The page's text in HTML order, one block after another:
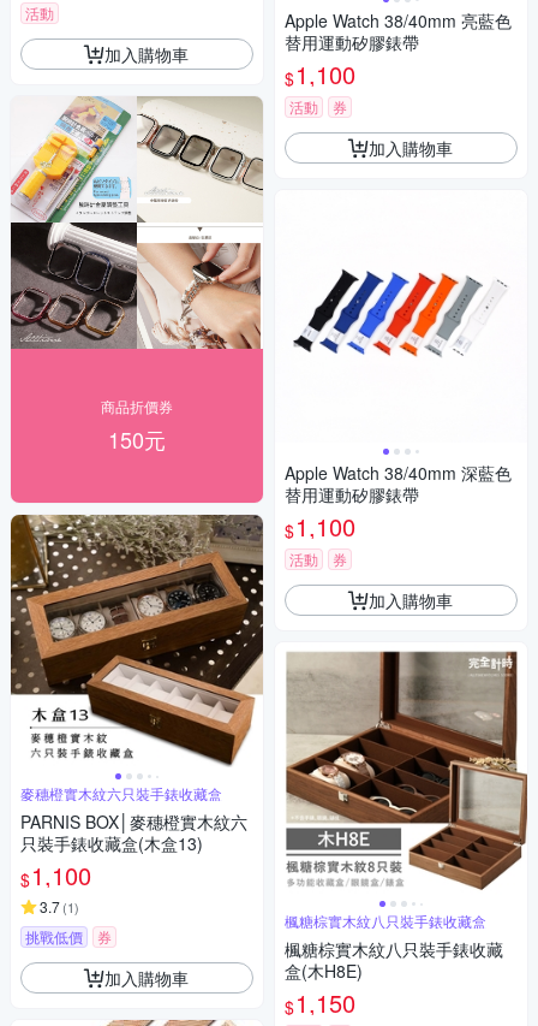
活動
加入購物車
商品折價券
150元
麥穗橙實木紋六只裝手錶收藏盒
PARNIS BOX│麥穗橙實木紋六
只裝手錶收藏盒(木盒13)
$1,100
3.7(1)
挑戰低價 券
加入購物車
Apple Watch 38/40mm 亮藍色
替用運動矽膠錶帶
$1,100
活動 券
加入購物車
Apple Watch 38/40mm 深藍色
替用運動矽膠錶帶
$1,100
活動 券
加入購物車
楓糖棕實木紋八只裝手錶收藏盒
楓糖棕實木紋八只裝手錶收藏
盒(木H8E)
$1,150